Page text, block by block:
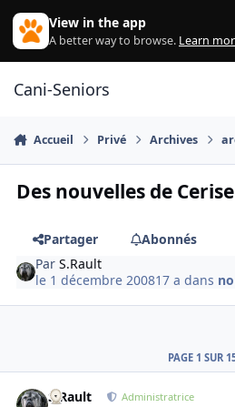
Aller au contenu
View in the app
A better way to browse. Learn
Cani-Seniors
Accueil Privé Archives
Des nouvelles de Cerise
Partager
Abonnés
ParS.Rault
le 1 décembre 200817 a dans
PAGE 1 SUR
S.Rault Administratrice